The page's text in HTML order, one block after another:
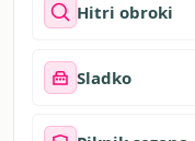
Hitri obroki
Sladko